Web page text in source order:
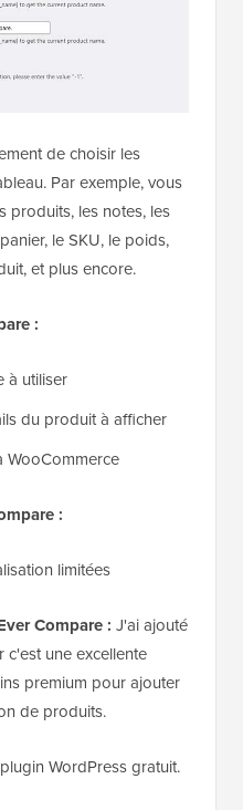
de choisir les
Par exemple, vous
produits, les notes, les
le SKU, le poids,
et plus encore.
:
à utiliser
du produit à afficher
WooCommerce
:
limitées
Compare : J'ai ajouté
c'est une excellente
premium pour ajouter
de produits.
WordPress gratuit.